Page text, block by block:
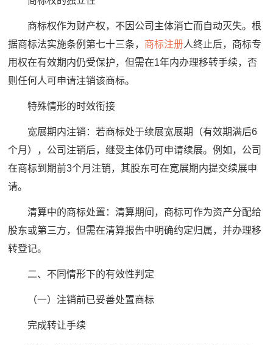
商标权作为财产权，不因公司主体消亡而自动灭失。根
据商标法实施条例第七十三条， 商标注册人终止后，商标专
用权在有效期内仍受保护，但需在1年内办理移转手续，否
则任何人可申请注销该商标。
特殊情形的时效衔接
宽展期内注销：若商标处于续展宽展期（有效期满后6
个月），公司注销后，继受主体仍可申请续展。例如，公司
在商标到期前3个月注销，其股东可在宽展期内提交续展申
请。
清算中的商标处置：清算期间，商标可作为资产分配给
股东或第三方，但需在清算报告中明确约定归属，并办理移
转登记。
二、不同情形下的有效性判定
（一）注销前已妥善处置商标
完成转让手续